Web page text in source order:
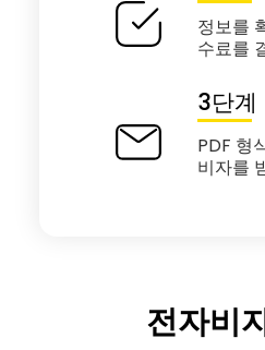
정보를
수료를
3단계
PDF 형
비자를
전자비